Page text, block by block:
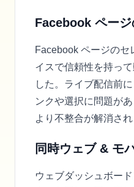
Facebook ペー
Facebook ページの
イスで信頼性を持っ
した。ライブ配信前
ンクや選択に問題が
より不整合が解消され
同時ウェブ & モ
ウェブダッシュボー